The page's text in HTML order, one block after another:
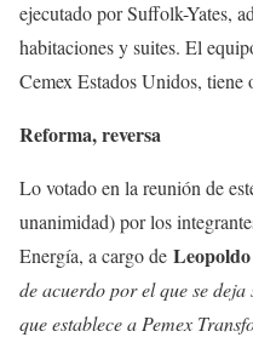
ejecutado por Suffolk-Yates,
habitaciones y suites. El
Cemex Estados Unidos,
Reforma, reversa
Lo votado en la reunión de
unanimidad) por los
Energía, a cargo de
de acuerdo por el que se
que establece a Pemex